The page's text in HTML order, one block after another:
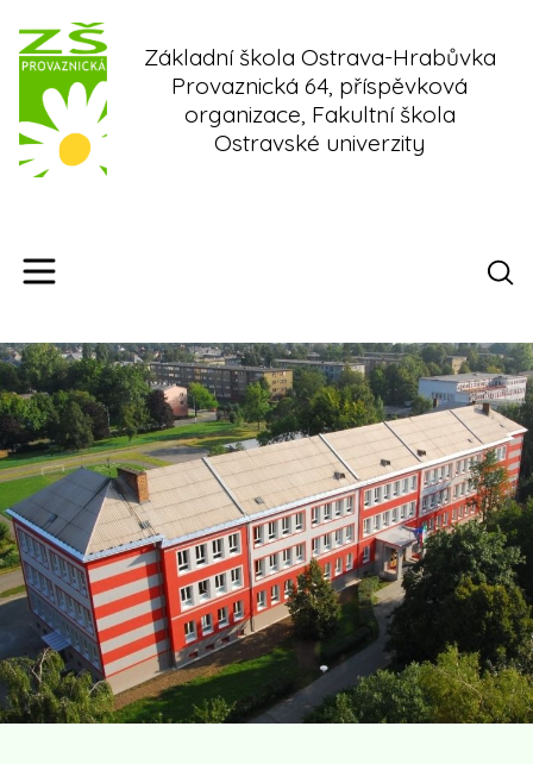
content
Základní škola Ostrava-Hrabůvka
Provaznická 64, příspěvková
organizace, Fakultní škola
Ostravské univerzity